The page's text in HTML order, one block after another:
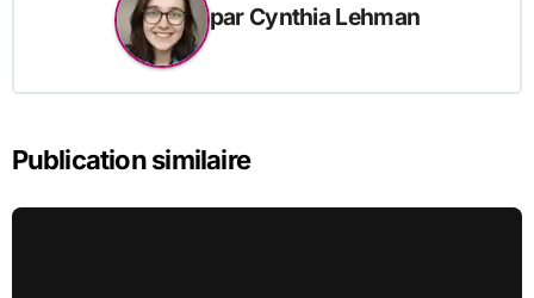
par Cynthia Lehman
Publication similaire